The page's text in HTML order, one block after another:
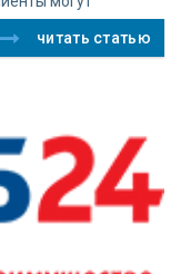
читать статью